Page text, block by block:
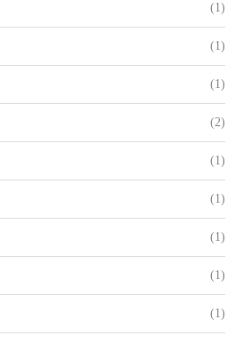
(1)
(1)
(1)
(2)
(1)
(1)
(1)
(1)
(1)